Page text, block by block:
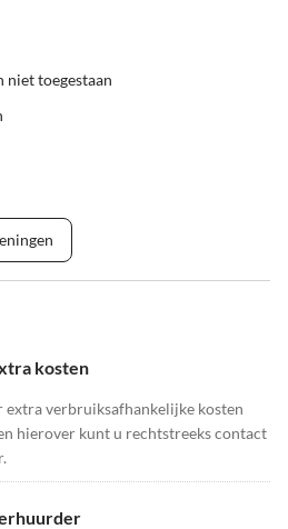
niet toegestaan
kosten
extra verbruiksafhankelijke kosten
hierover kunt u rechtstreeks contact